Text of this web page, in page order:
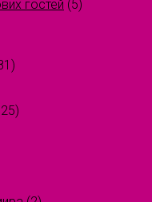
гостей (5)